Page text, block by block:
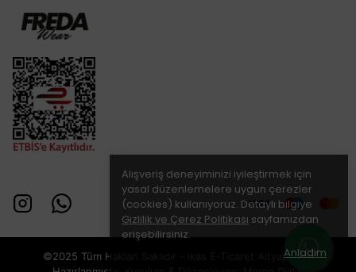
Alışveriş deneyiminizi iyileştirmek için
yasal düzenlemelere uygun çerezler
(cookies) kullanıyoruz. Detaylı bilgiye
Gizlilik ve Çerez Politikası sayfamızdan
erişebilirsiniz.
Anladım
©2025 Tüm Hakları Saklıdır - ikas E-Ticaret
Altyapısı ile